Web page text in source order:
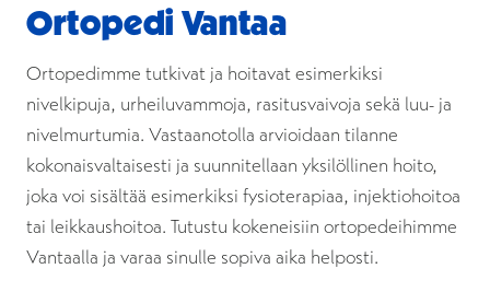
Ortopedi Vantaa
Ortopedimme tutkivat ja hoitavat esimerkiksi
nivelkipuja, urheiluvammoja, rasitusvaivoja sekä luu- ja
nivelmurtumia. Vastaanotolla arvioidaan tilanne
kokonaisvaltaisesti ja suunnitellaan yksilöllinen hoito,
joka voi sisältää esimerkiksi fysioterapiaa, injektiohoitoa
tai leikkaushoitoa. Tutustu kokeneisiin ortopedeihimme
Vantaalla ja varaa sinulle sopiva aika helposti.